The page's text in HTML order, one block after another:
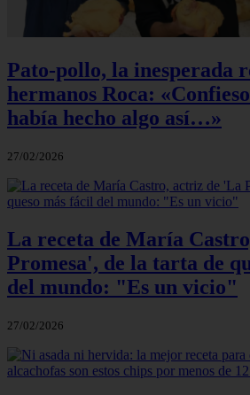
Pato-pollo, la inesperada
hermanos Roca:
había hecho algo así…»
27/02/2026
La receta de María
Promesa', de la tarta de
del mundo: "Es un vicio"
27/02/2026